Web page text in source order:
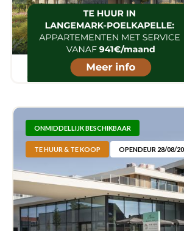
ONMIDDELLIJK BESCHIKBAAR
TE HUUR & TE KOOP OPENDEUR 28/08/